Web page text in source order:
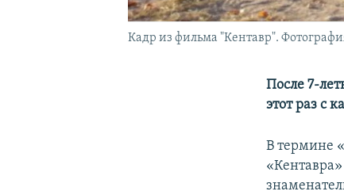
Кадр из фильма "Кентавр".
После 7-
этот раз с
В термине